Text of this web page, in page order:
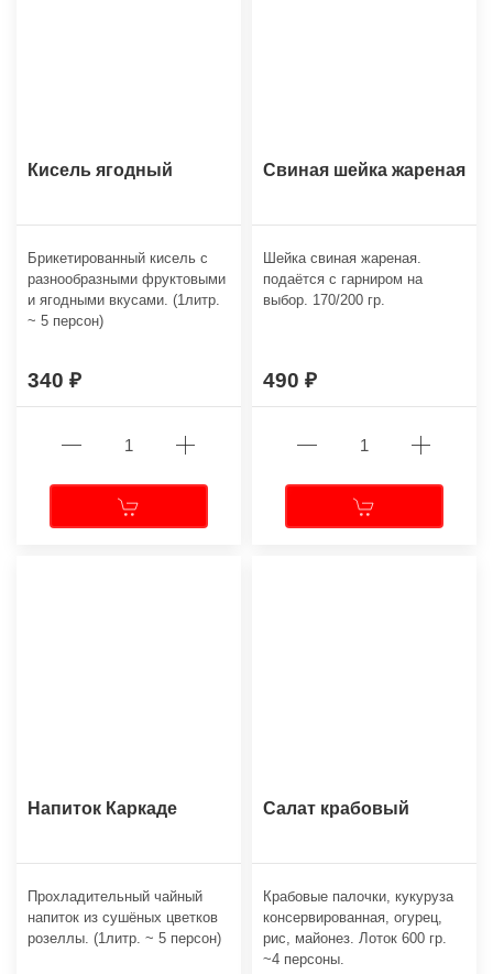
Кисель ягодный
Брикетированный кисель с
разнообразными фруктовыми
и ягодными вкусами. (1литр.
~ 5 персон)
340
Свиная шейка жареная
Шейка свиная жареная.
подаётся с гарниром на
выбор. 170/200 гр.
490
Напиток Каркаде
Прохладительный чайный
напиток из сушёных цветков
розеллы. (1литр. ~ 5 персон)
Салат крабовый
Крабовые палочки, кукуруза
консервированная, огурец,
рис, майонез. Лоток 600 гр.
~4 персоны.